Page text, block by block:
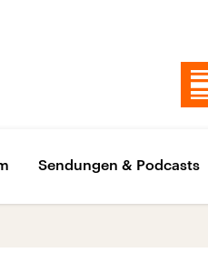
Sendungen & Podcasts